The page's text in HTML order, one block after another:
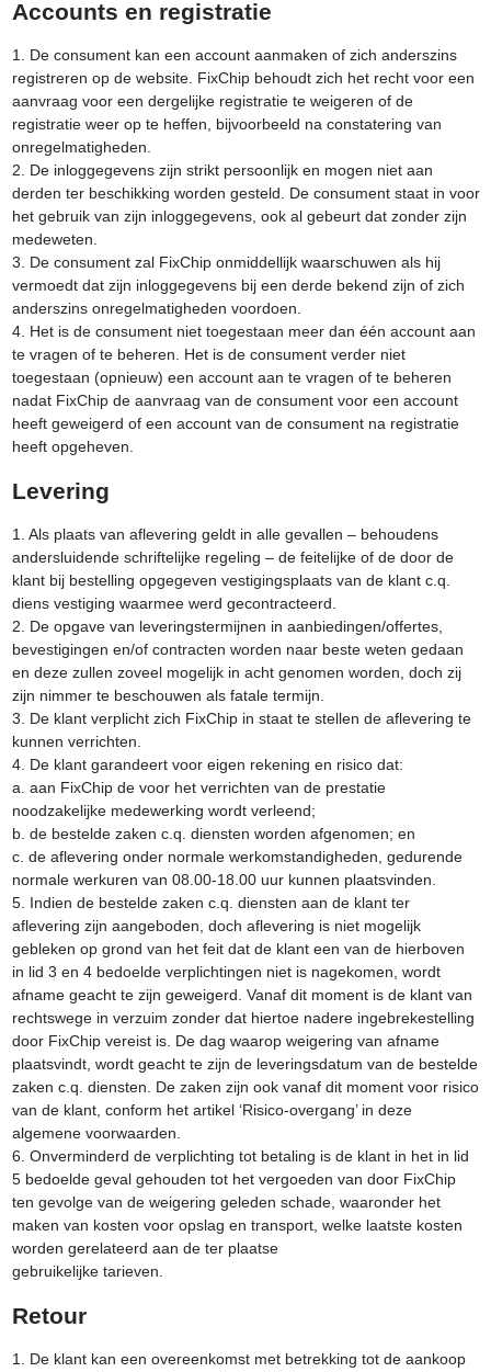
Accounts en registratie
1. De consument kan een account aanmaken of zich anderszins
registreren op de website. FixChip behoudt zich het recht voor een
aanvraag voor een dergelijke registratie te weigeren of de
registratie weer op te heffen, bijvoorbeeld na constatering van
onregelmatigheden.
2. De inloggegevens zijn strikt persoonlijk en mogen niet aan
derden ter beschikking worden gesteld. De consument staat in voor
het gebruik van zijn inloggegevens, ook al gebeurt dat zonder zijn
medeweten.
3. De consument zal FixChip onmiddellijk waarschuwen als hij
vermoedt dat zijn inloggegevens bij een derde bekend zijn of zich
anderszins onregelmatigheden voordoen.
4. Het is de consument niet toegestaan meer dan één account aan
te vragen of te beheren. Het is de consument verder niet
toegestaan (opnieuw) een account aan te vragen of te beheren
nadat FixChip de aanvraag van de consument voor een account
heeft geweigerd of een account van de consument na registratie
heeft opgeheven.
Levering
1. Als plaats van aflevering geldt in alle gevallen – behoudens
andersluidende schriftelijke regeling – de feitelijke of de door de
klant bij bestelling opgegeven vestigingsplaats van de klant c.q.
diens vestiging waarmee werd gecontracteerd.
2. De opgave van leveringstermijnen in aanbiedingen/offertes,
bevestigingen en/of contracten worden naar beste weten gedaan
en deze zullen zoveel mogelijk in acht genomen worden, doch zij
zijn nimmer te beschouwen als fatale termijn.
3. De klant verplicht zich FixChip in staat te stellen de aflevering te
kunnen verrichten.
4. De klant garandeert voor eigen rekening en risico dat:
a. aan FixChip de voor het verrichten van de prestatie
noodzakelijke medewerking wordt verleend;
b. de bestelde zaken c.q. diensten worden afgenomen; en
c. de aflevering onder normale werkomstandigheden, gedurende
normale werkuren van 08.00-18.00 uur kunnen plaatsvinden.
5. Indien de bestelde zaken c.q. diensten aan de klant ter
aflevering zijn aangeboden, doch aflevering is niet mogelijk
gebleken op grond van het feit dat de klant een van de hierboven
in lid 3 en 4 bedoelde verplichtingen niet is nagekomen, wordt
afname geacht te zijn geweigerd. Vanaf dit moment is de klant van
rechtswege in verzuim zonder dat hiertoe nadere ingebrekestelling
door FixChip vereist is. De dag waarop weigering van afname
plaatsvindt, wordt geacht te zijn de leveringsdatum van de bestelde
zaken c.q. diensten. De zaken zijn ook vanaf dit moment voor risico
van de klant, conform het artikel ‘Risico-overgang’ in deze
algemene voorwaarden.
6. Onverminderd de verplichting tot betaling is de klant in het in lid
5 bedoelde geval gehouden tot het vergoeden van door FixChip
ten gevolge van de weigering geleden schade, waaronder het
maken van kosten voor opslag en transport, welke laatste kosten
worden gerelateerd aan de ter plaatse
gebruikelijke tarieven.
Retour
1. De klant kan een overeenkomst met betrekking tot de aankoop